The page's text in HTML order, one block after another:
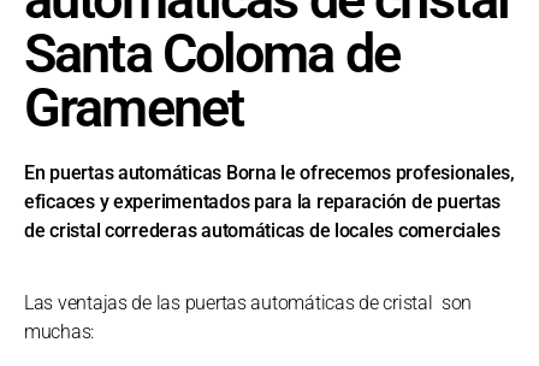
Santa Coloma de
Gramenet
En puertas automáticas Borna le ofrecemos profesionales,
eficaces y experimentados para la reparación de puertas
de cristal correderas automáticas de locales comerciales
Las ventajas de las puertas automáticas de cristal son
muchas: